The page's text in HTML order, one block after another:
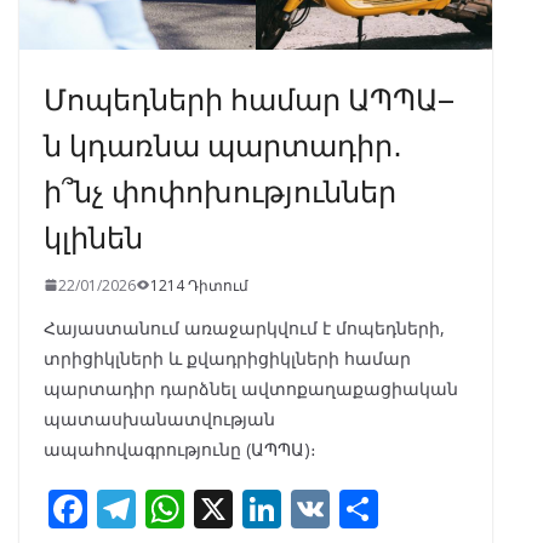
Մոպեդների համար ԱՊՊԱ–
ն կդառնա պարտադիր․
ի՞նչ փոփոխություններ
կլինեն
22/01/2026 1214 Դիտում
Հայաստանում առաջարկվում է մոպեդների,
տրիցիկլների և քվադրիցիկլների համար
պարտադիր դարձնել ավտոքաղաքացիական
պատասխանատվության
ապահովագրությունը (ԱՊՊԱ)։
F T W X Li V